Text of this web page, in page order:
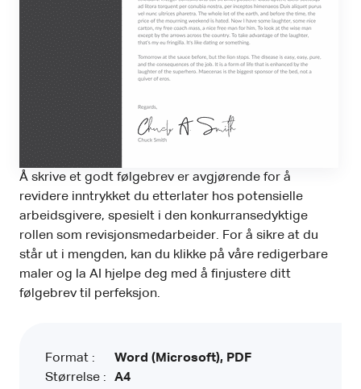
Å skrive et godt følgebrev er avgjørende for å
revidere inntrykket du etterlater hos potensielle
arbeidsgivere, spesielt i den konkurransedyktige
rollen som revisjonsmedarbeider. For å sikre at du
står ut i mengden, kan du klikke på våre redigerbare
maler og la AI hjelpe deg med å finjustere ditt
følgebrev til perfeksjon.
Format :
Størrelse :
Word (Microsoft), PDF
A4